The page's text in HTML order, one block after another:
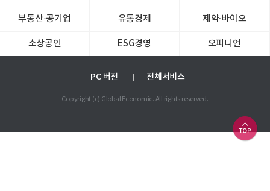
부동산·공기업 유통경제 제약∙바이오
소상공인 ESG경영 오피니언
PC 버전 전체서비스
Copyright (c) Global Economic. All rights reserved.